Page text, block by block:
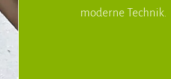
moderne Technik.